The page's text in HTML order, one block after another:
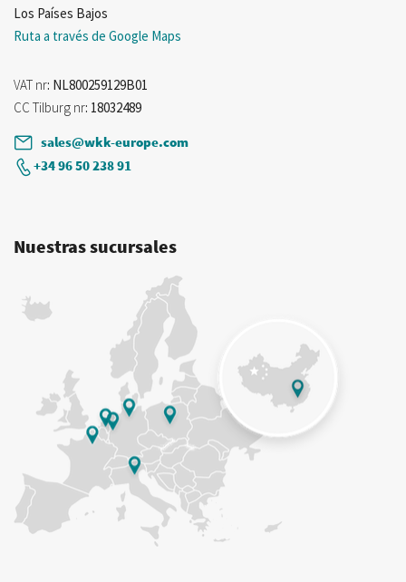
Los Países Bajos
Ruta a través de Google Maps
VAT nr: NL800259129B01
CC Tilburg nr: 18032489
sales@wkk-europe.com
+34 96 50 238 91
Nuestras sucursales